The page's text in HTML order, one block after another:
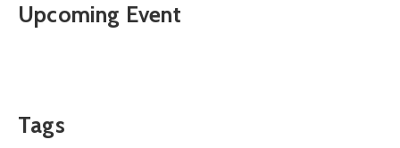
Upcoming Event
Tags